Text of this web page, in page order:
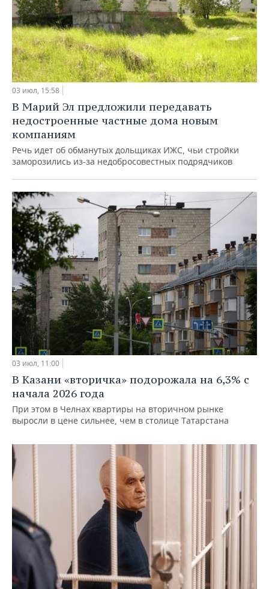
03 июл, 15:58
В Марий Эл предложили передавать
недостроенные частные дома новым
компаниям
Речь идет об обманутых дольщиках ИЖС, чьи стройки
заморозились из-за недобросовестных подрядчиков
03 июл, 11:00
В Казани «вторичка» подорожала на 6,3% с
начала 2026 года
При этом в Челнах квартиры на вторичном рынке
выросли в цене сильнее, чем в столице Татарстана